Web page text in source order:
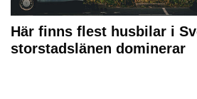
Här finns flest husbilar i
storstadslänen dominerar